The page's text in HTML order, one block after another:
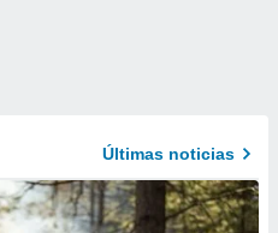
Últimas noticias